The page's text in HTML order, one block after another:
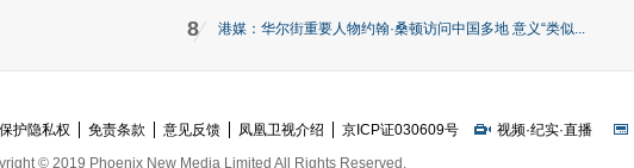
8 港媒：华尔街重要人物约翰·桑顿访问中国多地 意义“类似...
保护隐私权 免责条款 意见反馈 凤凰卫视介绍 京ICP证030609号 视频·纪实·直播
© 2019 Phoenix New Media Limited All Rights Reserved.